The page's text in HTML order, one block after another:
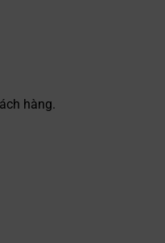
hàng.